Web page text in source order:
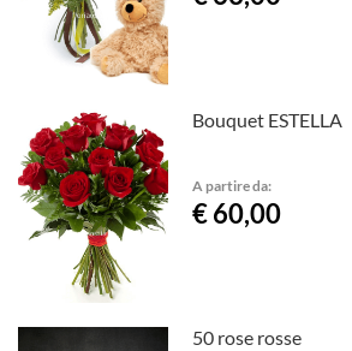
Bouquet ESTELLA
A partire da:
€ 60,00
50 rose rosse